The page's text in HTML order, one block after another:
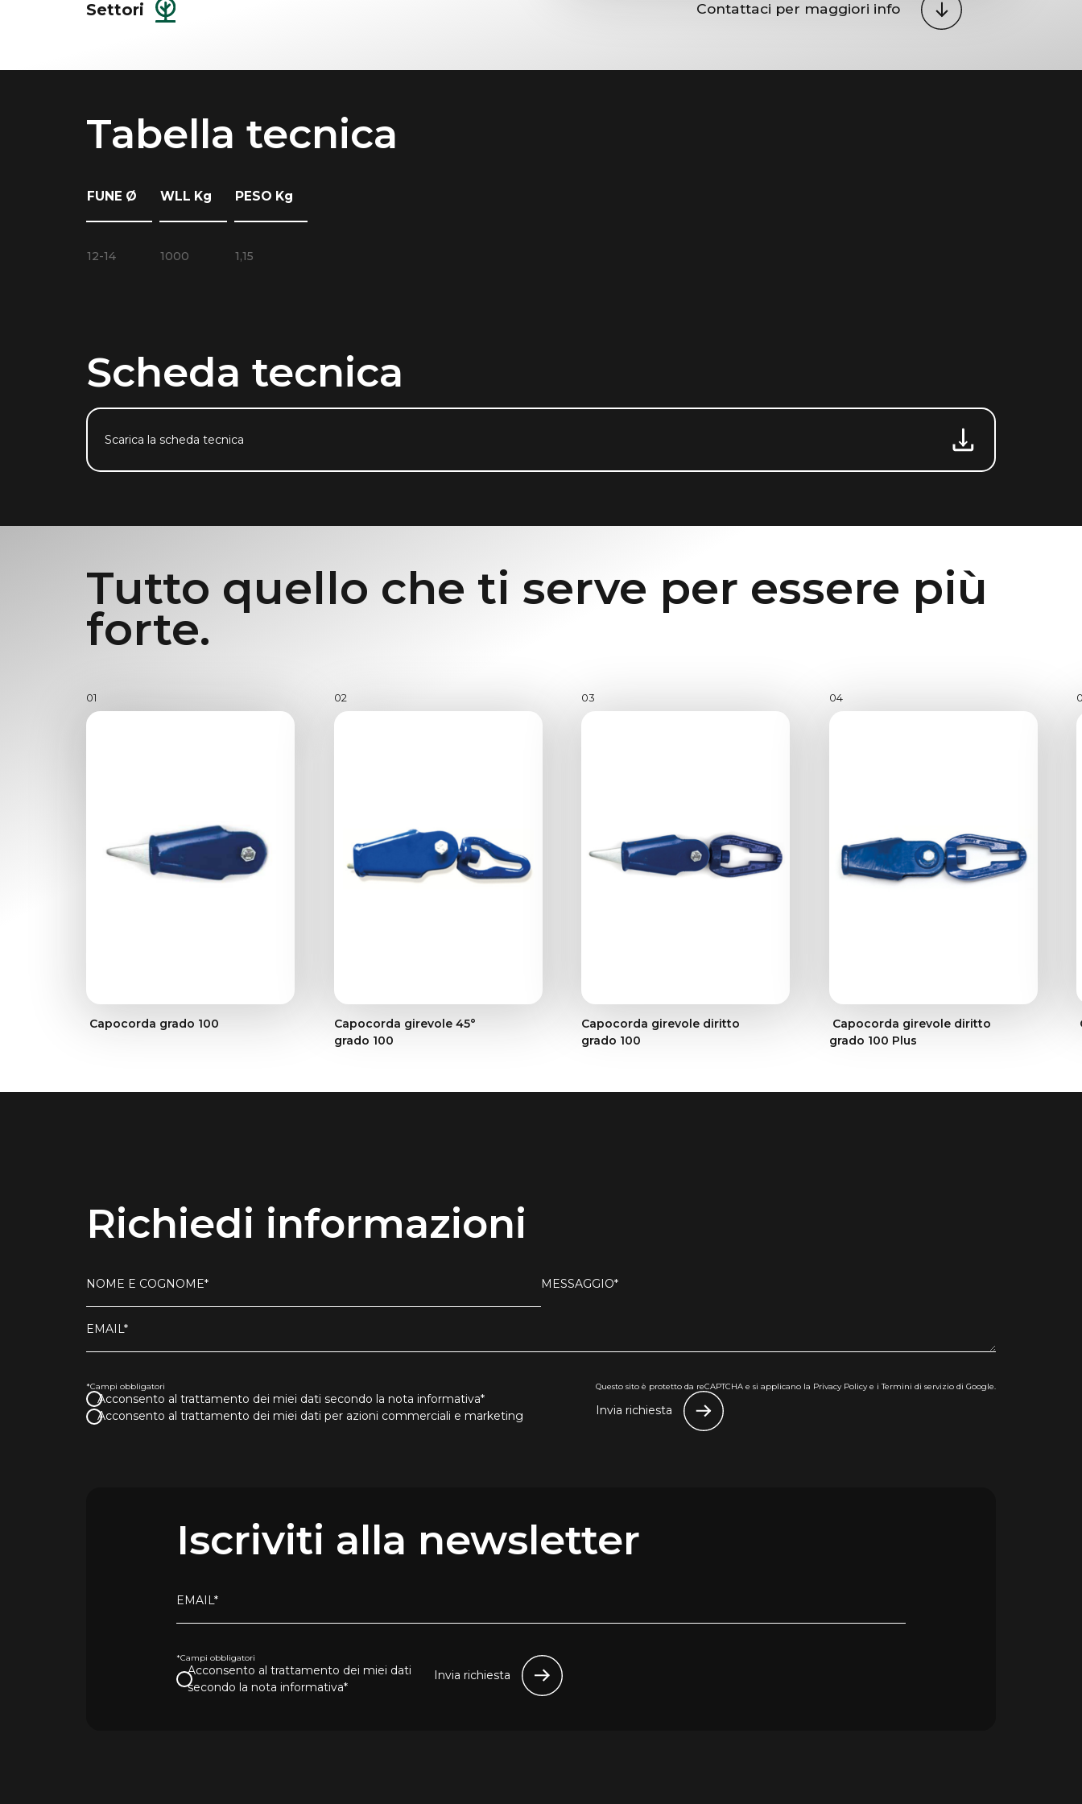
Settori Contattaci per maggiori info
Tabella tecnica
FUNE Ø WLL Kg PESO Kg
12-14 1000 1,15
Scheda tecnica
Scarica la scheda tecnica
Tutto quello che ti serve per essere più
forte.
01
Capocorda grado 100
02
Capocorda girevole 45°
grado 100
03
Capocorda girevole diritto
grado 100
04
Capocorda girevole diritto
grado 100 Plus
Richiedi informazioni
NOME E COGNOME*
EMAIL*
MESSAGGIO*
*Campi obbligatori
Acconsento al trattamento dei miei dati secondo la nota informativa*
Acconsento al trattamento dei miei dati per azioni commerciali e marketing
Questo sito è protetto da reCAPTCHA e si applicano la Privacy Policy e i Termini di servizio di Google.
Invia richiesta
Iscriviti alla newsletter
EMAIL*
*Campi obbligatori
Acconsento al trattamento dei miei dati
secondo la nota informativa*
Invia richiesta